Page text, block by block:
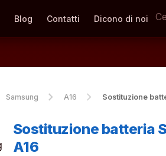
Blog Contatti Dicono di noi
Samsung A16 Sostituzione
Sostituzione batteria
A16